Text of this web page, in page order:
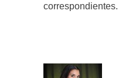
correspondientes.